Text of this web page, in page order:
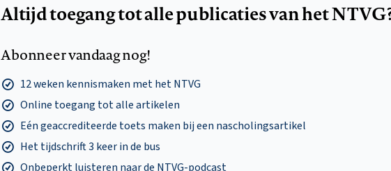
Altijd toegang tot alle publicaties van het
Abonneer vandaag nog!
12 weken kennismaken met het NTVG
Online toegang tot alle artikelen
Eén geaccrediteerde toets maken bij een nascholingsartikel
Het tijdschrift 3 keer in de bus
Onbeperkt luisteren naar de NTVG-podcast